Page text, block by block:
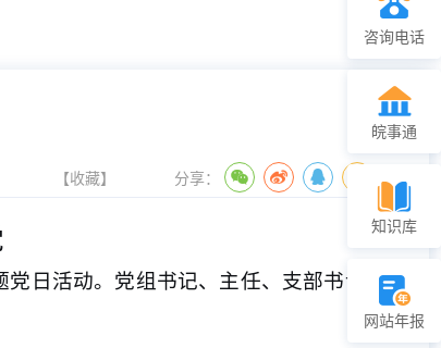
【收藏】 分享：
日活动。党组书记、主任、支部书记丁继
咨询电话
皖事通
知识库
网站年报